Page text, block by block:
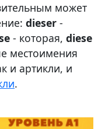
может
dieser -
- которая, diese
местоимения
и артикли, и
.